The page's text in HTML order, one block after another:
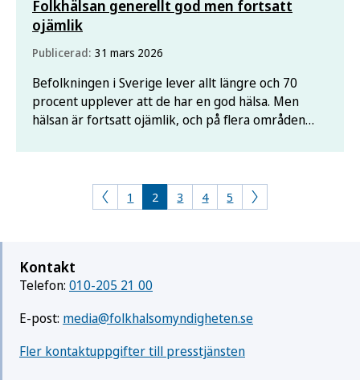
Folkhälsan generellt god men fortsatt
ojämlik
Publicerad: 31 mars 2026
Befolkningen i Sverige lever allt längre och 70
procent upplever att de har en god hälsa. Men
hälsan är fortsatt ojämlik, och på flera områden
För att uppnå målet om att sluta de påverkbara
1 2 3 4 5
Kontakt
Telefon: 010-205 21 00
E-post: media@folkhalsomyndigheten.se
Fler kontaktuppgifter till presstjänsten